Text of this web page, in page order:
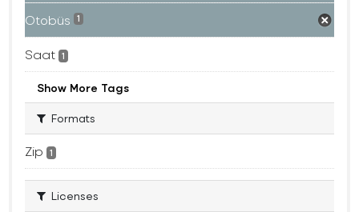
Otobüs 1
Saat 1
Show More Tags
Formats
Zip 1
Licenses